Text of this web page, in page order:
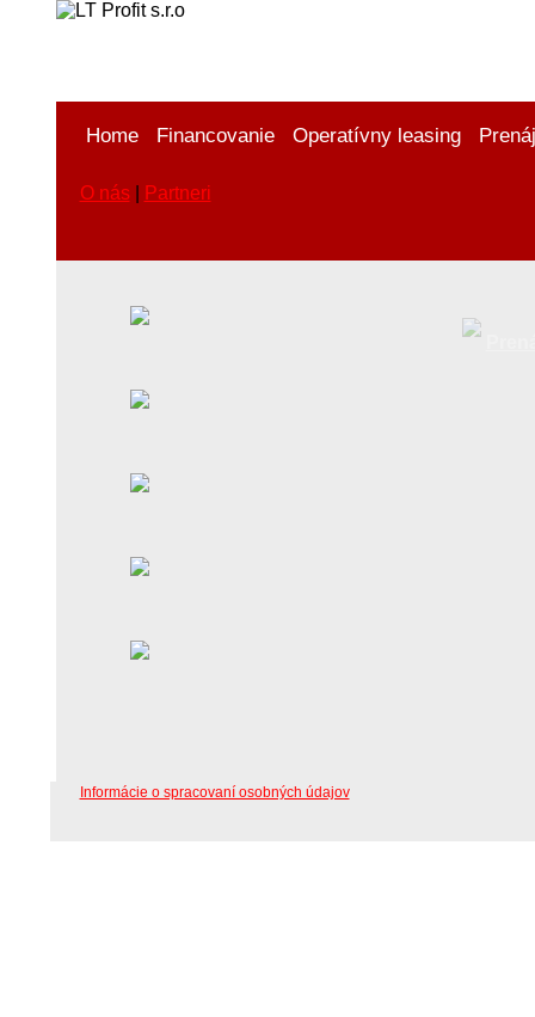
Home Financovanie Operatívny leasing
O nás| Partneri
Informácie o spracovaní osobných údajov